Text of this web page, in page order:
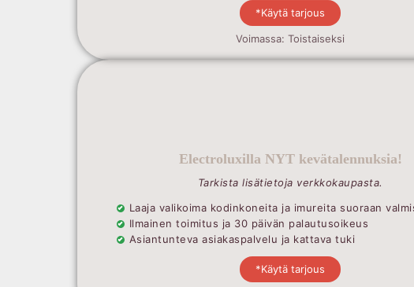
*Käytä tarjous
Voimassa: Toistaiseksi
Electroluxilla NYT kevätalennuksia!
Tarkista lisätietoja verkkokaupasta.
Laaja valikoima kodinkoneita ja imureita suoraan
Ilmainen toimitus ja 30 päivän palautusoikeus
Asiantunteva asiakaspalvelu ja kattava tuki
*Käytä tarjous